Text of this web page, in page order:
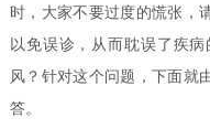
时，大家不要过度的慌张，
以免误诊，从而耽误了疾
风？针对这个问题，下面就
答。